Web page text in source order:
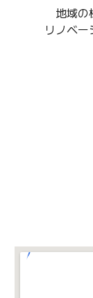
地域の
リノベ